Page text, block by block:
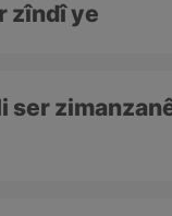
zîndî ye
ser